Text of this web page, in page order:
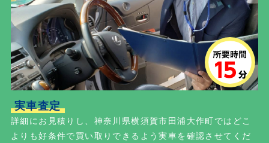
実車査定
詳細にお見積りし、神奈川県横須賀市田浦大作町ではどこ
よりも好条件で買い取りできるよう実車を確認させてくだ